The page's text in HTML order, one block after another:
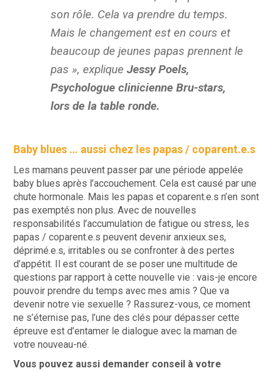
son rôle. Cela va prendre du temps.
Mais le changement est en cours et
beaucoup de jeunes papas prennent le
pas », expliqueJessy Poels,
Psychologue clinicienne Bru-stars,
lors de la table ronde.
Baby blues … aussi chez les papas / coparent.e.s
Les mamans peuvent passer par une période appelée
baby blues après l’accouchement. Cela est causé par une
chute hormonale. Mais les papas et coparent.e.s n’en sont
pas exemptés non plus. Avec de nouvelles
responsabilités l’accumulation de fatigue ou stress, les
papas / coparent.e.s peuvent devenir anxieux.ses,
déprimé.e.s, irritables ou se confronter à des pertes
d’appétit. Il est courant de se poser une multitude de
questions par rapport à cette nouvelle vie : vais-je encore
pouvoir prendre du temps avec mes amis ? Que va
devenir notre vie sexuelle ? Rassurez-vous, ce moment
ne s’éternise pas, l’une des clés pour dépasser cette
épreuve est d’entamer le dialogue avec la maman de
votre nouveau-né.
Vous pouvez aussi demander conseil à votre